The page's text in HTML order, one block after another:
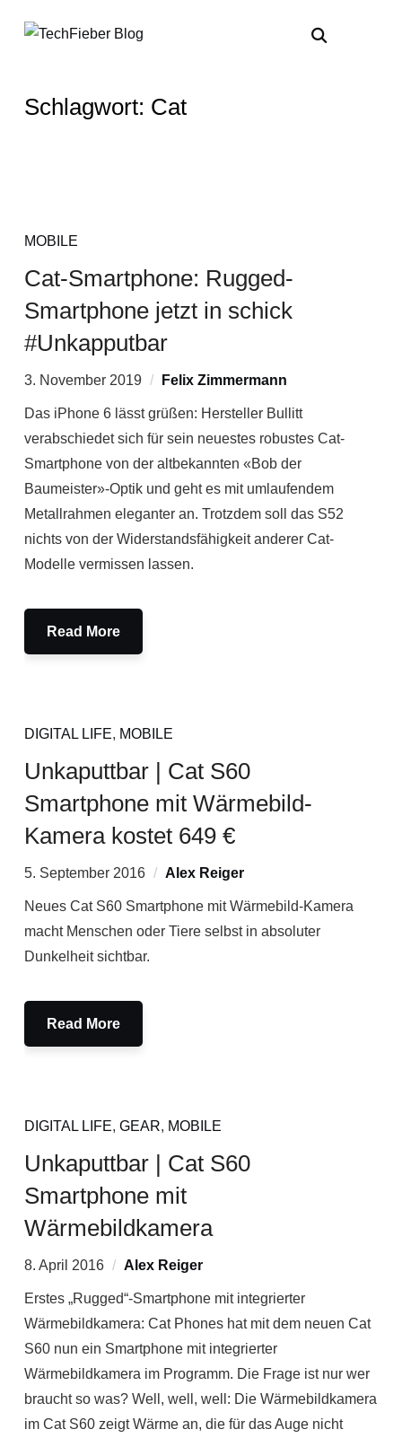
Schlagwort: Cat
MOBILE
Cat-Smartphone: Rugged-
Smartphone jetzt in schick
#Unkapputbar
3. November 2019 Felix Zimmermann
Das iPhone 6 lässt grüßen: Hersteller Bullitt
verabschiedet sich für sein neuestes robustes Cat-
Smartphone von der altbekannten «Bob der
Baumeister»-Optik und geht es mit umlaufendem
Metallrahmen eleganter an. Trotzdem soll das S52
nichts von der Widerstandsfähigkeit anderer Cat-
Modelle vermissen lassen.
Read More
DIGITAL LIFE, MOBILE
Unkaputtbar | Cat S60
Smartphone mit Wärmebild-
Kamera kostet 649 €
5. September 2016 Alex Reiger
Neues Cat S60 Smartphone mit Wärmebild-Kamera
macht Menschen oder Tiere selbst in absoluter
Dunkelheit sichtbar.
Read More
DIGITAL LIFE, GEAR, MOBILE
Unkaputtbar | Cat S60
Smartphone mit
Wärmebildkamera
8. April 2016 Alex Reiger
Erstes „Rugged“-Smartphone mit integrierter
Wärmebildkamera: Cat Phones hat mit dem neuen Cat
S60 nun ein Smartphone mit integrierter
Wärmebildkamera im Programm. Die Frage ist nur wer
braucht so was? Well, well, well: Die Wärmebildkamera
im Cat S60 zeigt Wärme an, die für das Auge nicht